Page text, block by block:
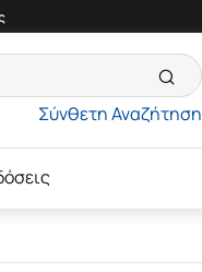
Σύνθετη Αναζήτηση